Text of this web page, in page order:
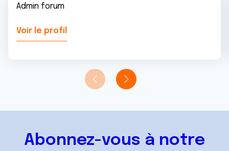
Admin forum
Voir le profil
Abonnez-vous à notre